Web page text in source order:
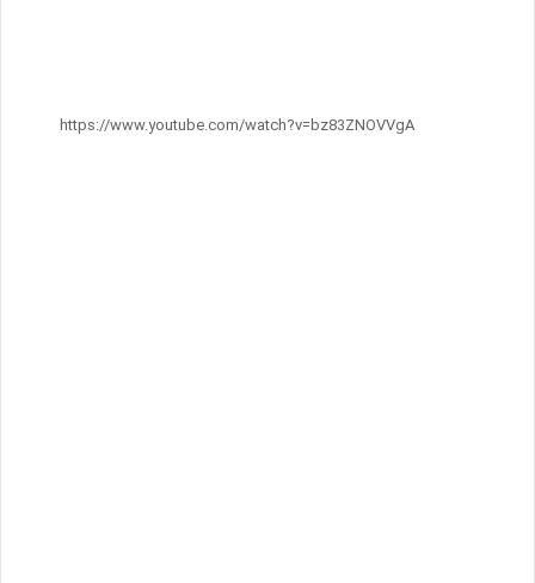
https://www.youtube.com/watch?v=bz83ZNOVVgA